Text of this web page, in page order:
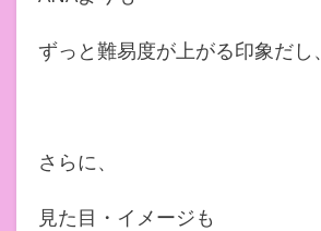
ずっと難易度が上がる印象だし、
さらに、
見た目・イメージも